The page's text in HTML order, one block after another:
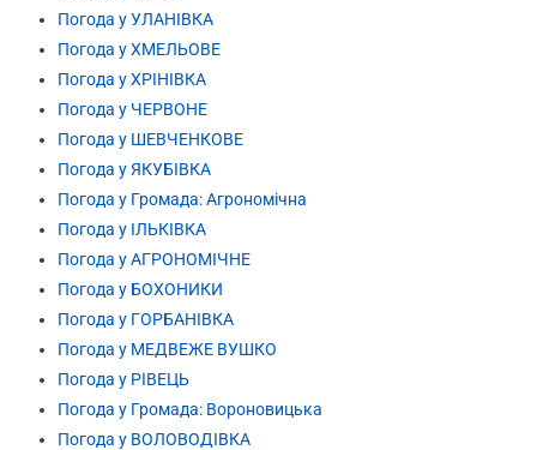
Погода у УЛАНІВКА
Погода у ХМЕЛЬОВЕ
Погода у ХРІНІВКА
Погода у ЧЕРВОНЕ
Погода у ШЕВЧЕНКОВЕ
Погода у ЯКУБІВКА
Погода у Громада: Агрономічна
Погода у ІЛЬКІВКА
Погода у АГРОНОМІЧНЕ
Погода у БОХОНИКИ
Погода у ГОРБАНІВКА
Погода у МЕДВЕЖЕ ВУШКО
Погода у РІВЕЦЬ
Погода у Громада: Вороновицька
Погода у ВОЛОВОДІВКА